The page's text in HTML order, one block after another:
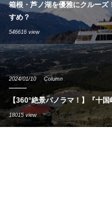
箱根・芦ノ湖を優雅にクルー
すめ？
546616 view
2024/01/10 Column
【360°絶景パノラマ！】『十
18015 view